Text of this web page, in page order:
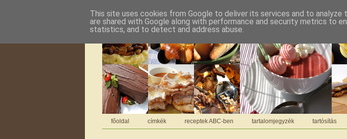
főoldal címkék receptek ABC-ben tartalomjegyzék tartósítás
This site uses cookies from Google to deliver its services and to analyze
are shared with Google along with performance and security metrics to
statistics, and to detect and address abuse.